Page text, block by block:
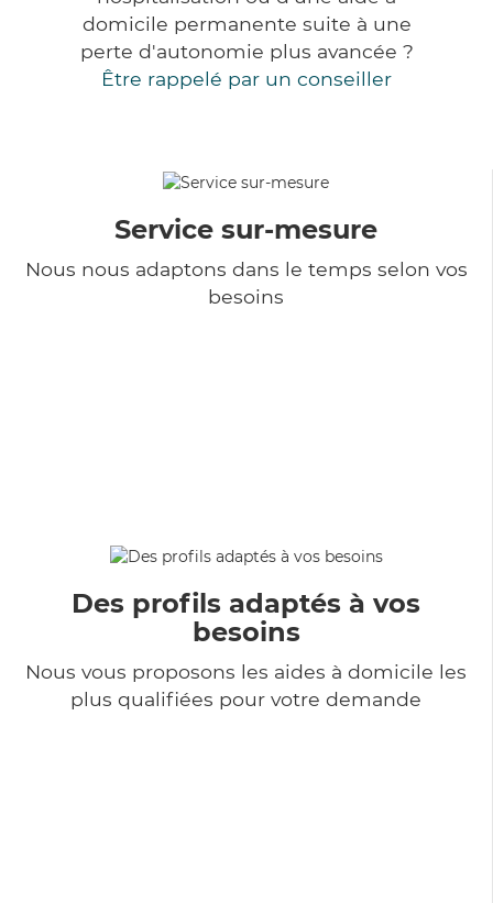
domicile permanente suite à une
perte d'autonomie plus avancée ?
Être rappelé par un conseiller
Service sur-mesure
Nous nous adaptons dans le temps selon vos
besoins
Des profils adaptés à vos
besoins
Nous vous proposons les aides à domicile les
plus qualifiées pour votre demande